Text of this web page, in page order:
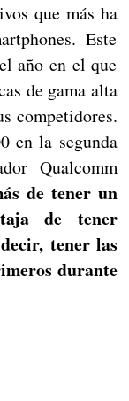
que más ha
Este
año en el que
de gama alta
competidores.
en la segunda
Qualcomm
de tener un
de tener
tener las
durante